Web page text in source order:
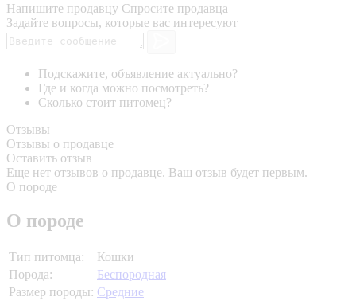
Напишите продавцу Спросите продавца
Задайте вопросы, которые вас интересуют
Подскажите, объявление актуально?
Где и когда можно посмотреть?
Сколько стоит питомец?
Отзывы
Отзывы о продавце
Оставить отзыв
Еще нет отзывов о продавце. Ваш отзыв будет первым.
О породе
О породе
Тип питомца:
Кошки
Порода:
Беспородная
Размер породы: Средние